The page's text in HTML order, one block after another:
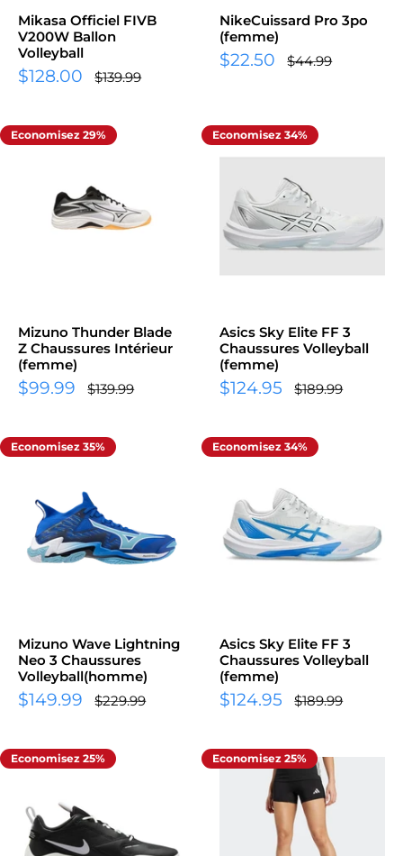
Mikasa Officiel FIVB
V200W Ballon
Volleyball
Prix
$128.00 Prix
normal
$139.99
NikeCuissard Pro 3po
(femme)
Prix
$22.50 Prix
normal
$44.99
Economisez 29%
Mizuno Thunder Blade
Z Chaussures Intérieur
(femme)
Prix
$99.99 Prix
normal
$139.99
Economisez 34%
Asics Sky Elite FF 3
Chaussures Volleyball
(femme)
Prix
$124.95 Prix
normal
$189.99
Economisez 35%
Mizuno Wave Lightning
Neo 3 Chaussures
Volleyball(homme)
Prix
$149.99 Prix
normal
$229.99
Economisez 34%
Asics Sky Elite FF 3
Chaussures Volleyball
(femme)
Prix
$124.95 Prix
normal
$189.99
Economisez 25% Economisez 25%